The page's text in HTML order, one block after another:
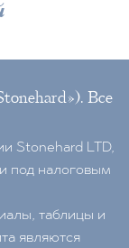
Все
Stonehard LTD,
под налоговым
таблицы и
являются